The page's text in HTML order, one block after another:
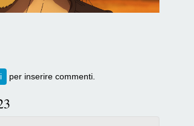
Episodio 24
per inserire commenti.